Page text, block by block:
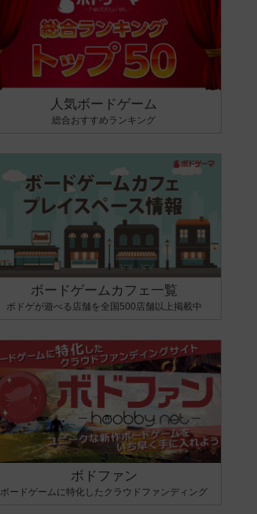
人気ボードゲーム
総合おすすめランキング
ボードゲームカフェ一覧
ボドゲが遊べる店舗を全国500店舗以上掲載中
ボドファン
ボードゲームに特化したクラウドファンディング